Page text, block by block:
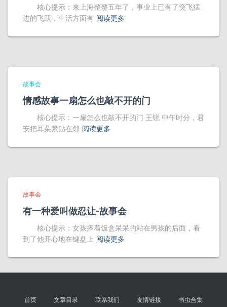
核心提示：来上海整整五年了，事业上已有了突飞猛
进的飞跃，生活方面有 阅读更多
故事会
情感故事一扇怎么也敲不开的门
核心提示：一扇怎么也敲不开的门 王锐 中午时分，君
安把耳朵紧贴在邻 阅读更多
故事会
有一种爱叫做忍让-故事会
核心提示：女孩捧着饭盒呆呆的站在男孩的后面，看
到了他开心地在键盘上 阅读更多
首页 文章目录 联系我们 友情链接 书虫合集